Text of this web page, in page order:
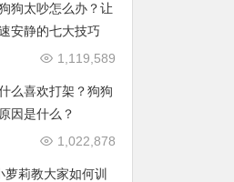
狗太吵怎么办？让
安静的七大技巧
1,119,589
么喜欢打架？狗狗
因是什么？
1,022,878
萝莉教大家如何训